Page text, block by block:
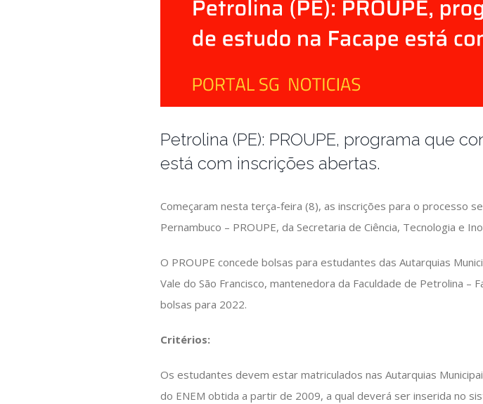
Petrolina (PE): PROUPE, programa que
está com inscrições abertas.
Começaram nesta terça-feira (8), as inscrições para o processo
Pernambuco – PROUPE, da Secretaria de Ciência, Tecnologia e
O PROUPE concede bolsas para estudantes das Autarquias
Vale do São Francisco, mantenedora da Faculdade de Petrolina
bolsas para 2022.
Critérios:
Os estudantes devem estar matriculados nas Autarquias
do ENEM obtida a partir de 2009, a qual deverá ser inserida no